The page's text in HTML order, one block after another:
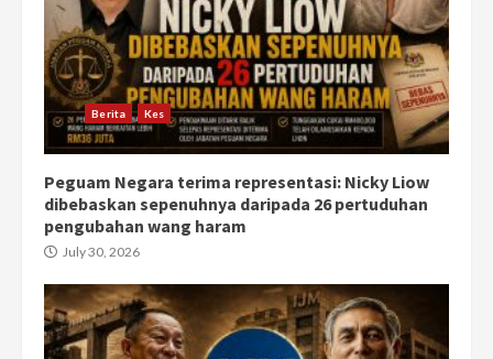
Berita Kes
Peguam Negara terima representasi: Nicky Liow
dibebaskan sepenuhnya daripada 26 pertuduhan
pengubahan wang haram
July 30, 2026